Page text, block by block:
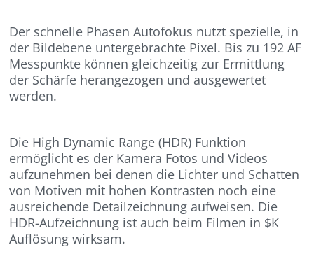
Der schnelle Phasen Autofokus nutzt spezielle, in
der Bildebene untergebrachte Pixel. Bis zu 192 AF
Messpunkte können gleichzeitig zur Ermittlung
der Schärfe herangezogen und ausgewertet
werden.
Die High Dynamic Range (HDR) Funktion
ermöglicht es der Kamera Fotos und Videos
aufzunehmen bei denen die Lichter und Schatten
von Motiven mit hohen Kontrasten noch eine
ausreichende Detailzeichnung aufweisen. Die
HDR-Aufzeichnung ist auch beim Filmen in $K
Auflösung wirksam.